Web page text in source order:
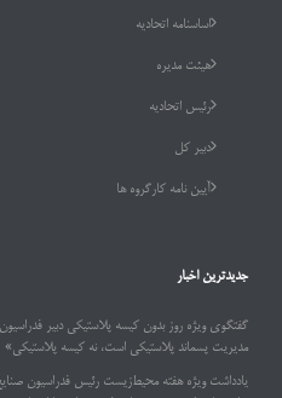
اساسنامه اتحادیه
هیئت مدیره
رئیس اتحادیه
دبیر کل
آیین نامه کارگروه ها
جدیدترین اخبار
گفتگوی ویژه روز بدون کیسه پلاستیکی دبیر
مدیریت پسماند پلاستیکی است، نه کیسه پلاستیکی»